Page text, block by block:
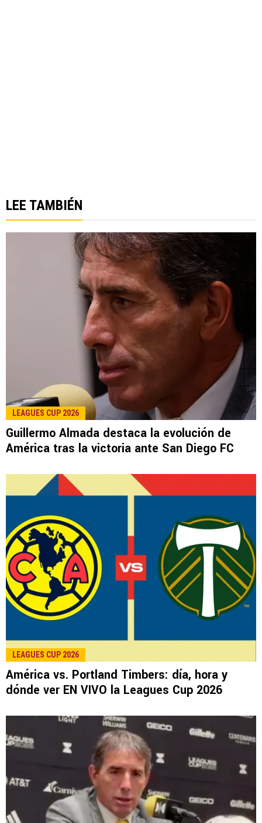
LEE TAMBIÉN
LEAGUES CUP 2026
Guillermo Almada destaca la evolución de
América tras la victoria ante San Diego FC
LEAGUES CUP 2026
América vs. Portland Timbers: día, hora y
dónde ver EN VIVO la Leagues Cup 2026